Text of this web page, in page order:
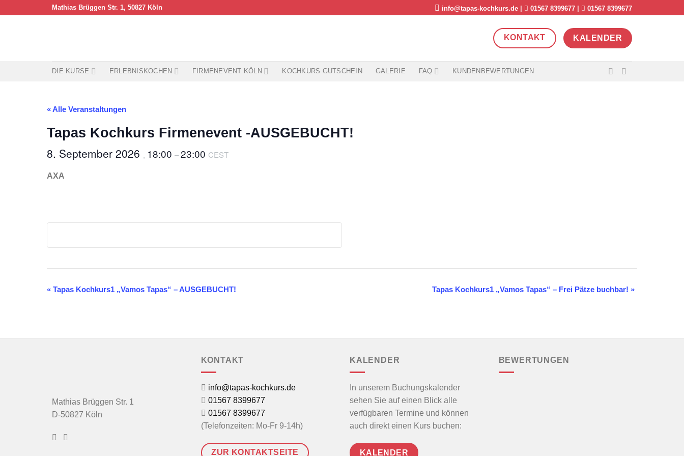
Mathias Brüggen Str. 1, 50827 Köln info@tapas-kochkurs.de | 01567 8399677 | 01567 8399677
KONTAKT KALENDER
DIE KURSE ERLEBNISKOCHEN FIRMENEVENT KÖLN KOCHKURS GUTSCHEIN GALERIE FAQ KUNDENBEWERTUNGEN
« Alle Veranstaltungen
Tapas Kochkurs Firmenevent -AUSGEBUCHT!
8. September 2026 , 18:00 –23:00 CEST
AXA
Veranstaltung
« Tapas Kochkurs1 „Vamos Tapas“ – AUSGEBUCHT! Tapas Kochkurs1 „Vamos Tapas“ – Frei Pätze buchbar! »
Mathias Brüggen Str. 1
D-50827 Köln
KONTAKT
info@tapas-kochkurs.de
01567 8399677
01567 8399677
(Telefonzeiten: Mo-Fr 9-14h)
ZUR KONTAKTSEITE
KALENDER
In unserem Buchungskalender
sehen Sie auf einen Blick alle
verfügbaren Termine und können
auch direkt einen Kurs buchen:
KALENDER
BEWERTUNGEN